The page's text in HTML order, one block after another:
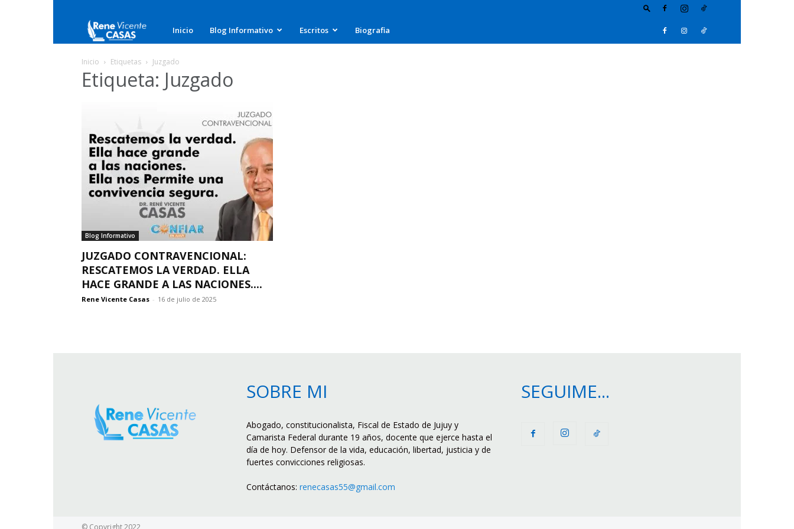
Rene
Vicente
Casas
Inicio Blog Informativo Escritos Biografia
Inicio Etiquetas Juzgado
Etiqueta: Juzgado
Blog Informativo
JUZGADO CONTRAVENCIONAL:
RESCATEMOS LA VERDAD. ELLA
HACE GRANDE A LAS NACIONES....
Rene Vicente Casas - 16 de julio de 2025
SOBRE MI
Abogado, constitucionalista, Fiscal de Estado de Jujuy y
Camarista Federal durante 19 años, docente que ejerce hasta el
día de hoy. Defensor de la vida, educación, libertad, justicia y de
fuertes convicciones religiosas.
Contáctanos: renecasas55@gmail.com
SEGUIME...
© Copyright 2022